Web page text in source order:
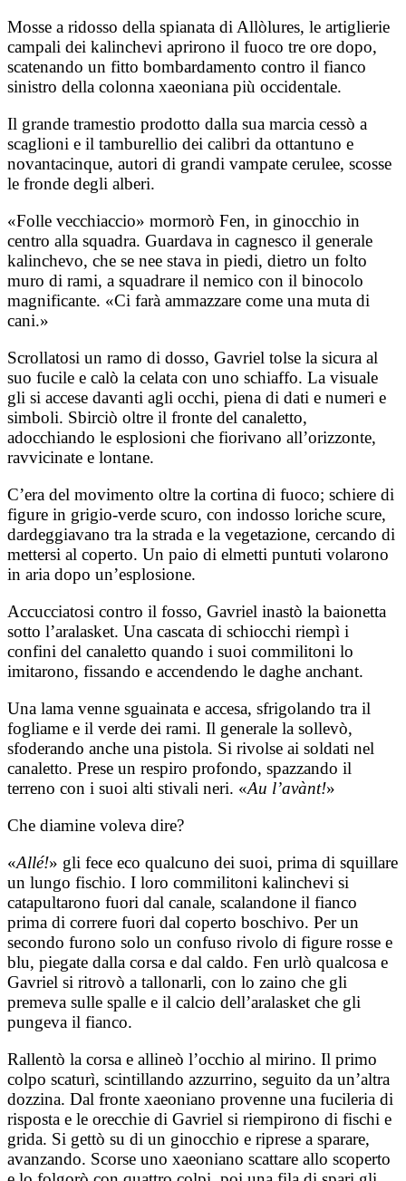
Mosse a ridosso della spianata di Allòlures, le artiglierie
campali dei kalinchevi aprirono il fuoco tre ore dopo,
scatenando un fitto bombardamento contro il fianco
sinistro della colonna xaeoniana più occidentale.
Il grande tramestio prodotto dalla sua marcia cessò a
scaglioni e il tamburellio dei calibri da ottantuno e
novantacinque, autori di grandi vampate cerulee, scosse
le fronde degli alberi.
«Folle vecchiaccio» mormorò Fen, in ginocchio in
centro alla squadra. Guardava in cagnesco il generale
kalinchevo, che se nee stava in piedi, dietro un folto
muro di rami, a squadrare il nemico con il binocolo
magnificante. «Ci farà ammazzare come una muta di
cani.»
Scrollatosi un ramo di dosso, Gavriel tolse la sicura al
suo fucile e calò la celata con uno schiaffo. La visuale
gli si accese davanti agli occhi, piena di dati e numeri e
simboli. Sbirciò oltre il fronte del canaletto,
adocchiando le esplosioni che fiorivano all’orizzonte,
ravvicinate e lontane.
C’era del movimento oltre la cortina di fuoco; schiere di
figure in grigio-verde scuro, con indosso loriche scure,
dardeggiavano tra la strada e la vegetazione, cercando di
mettersi al coperto. Un paio di elmetti puntuti volarono
in aria dopo un’esplosione.
Accucciatosi contro il fosso, Gavriel inastò la baionetta
sotto l’aralasket. Una cascata di schiocchi riempì i
confini del canaletto quando i suoi commilitoni lo
imitarono, fissando e accendendo le daghe anchant.
Una lama venne sguainata e accesa, sfrigolando tra il
fogliame e il verde dei rami. Il generale la sollevò,
sfoderando anche una pistola. Si rivolse ai soldati nel
canaletto. Prese un respiro profondo, spazzando il
terreno con i suoi alti stivali neri. «Au l’avànt!»
Che diamine voleva dire?
«Allé!» gli fece eco qualcuno dei suoi, prima di squillare
un lungo fischio. I loro commilitoni kalinchevi si
catapultarono fuori dal canale, scalandone il fianco
prima di correre fuori dal coperto boschivo. Per un
secondo furono solo un confuso rivolo di figure rosse e
blu, piegate dalla corsa e dal caldo. Fen urlò qualcosa e
Gavriel si ritrovò a tallonarli, con lo zaino che gli
premeva sulle spalle e il calcio dell’aralasket che gli
pungeva il fianco.
Rallentò la corsa e allineò l’occhio al mirino. Il primo
colpo scaturì, scintillando azzurrino, seguito da un’altra
dozzina. Dal fronte xaeoniano provenne una fucileria di
risposta e le orecchie di Gavriel si riempirono di fischi e
grida. Si gettò su di un ginocchio e riprese a sparare,
avanzando. Scorse uno xaeoniano scattare allo scoperto